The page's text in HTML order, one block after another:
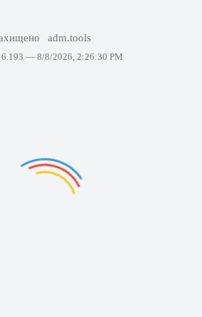
adm.tools
— 8/8/2026, 2:26:30 PM